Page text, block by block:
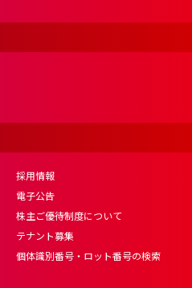
採用情報
電子公告
株主ご優待制度について
テナント募集
個体識別番号・ロット番号の検索